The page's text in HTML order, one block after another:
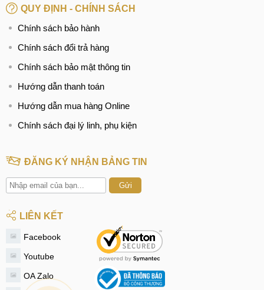
QUY ĐỊNH - CHÍNH SÁCH
Chính sách bảo hành
Chính sách đổi trả hàng
Chính sách bảo mật thông tin
Hướng dẫn thanh toán
Hướng dẫn mua hàng Online
Chính sách đại lý linh, phụ kiện
ĐĂNG KÝ NHẬN BẢNG TIN
Gửi
LIÊN KẾT
Facebook
Youtube
OA Zalo